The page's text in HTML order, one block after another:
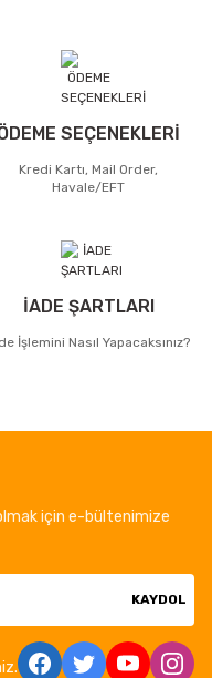
SEÇENEKLERİ
Kredi Kartı, Mail Order,
Havale/EFT
İADE ŞARTLARI
İşlemini Nasıl Yapacaksınız?
için e-bültenimize
KAYDOL